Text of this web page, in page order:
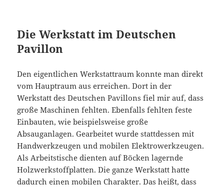
Die Werkstatt im Deutschen
Pavillon
Den eigentlichen Werkstattraum konnte man direkt
vom Hauptraum aus erreichen. Dort in der
Werkstatt des Deutschen Pavillons fiel mir auf, dass
große Maschinen fehlten. Ebenfalls fehlten feste
Einbauten, wie beispielsweise große
Absauganlagen. Gearbeitet wurde stattdessen mit
Handwerkzeugen und mobilen Elektrowerkzeugen.
Als Arbeitstische dienten auf Böcken lagernde
Holzwerkstoffplatten. Die ganze Werkstatt hatte
dadurch einen mobilen Charakter. Das heißt, dass